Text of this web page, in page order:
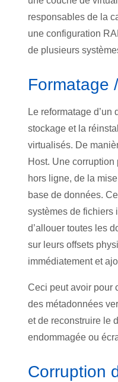
responsables de la
une configuration
de plusieurs
Formatage
Le reformatage d’un
stockage et la
virtualisés. De
Host. Une
hors ligne, de la
base de données.
systèmes de fichiers
d’allouer toutes les
sur leurs offsets
immédiatement et
Ceci peut avoir pour
des métadonnées
et de reconstruire le
endommagée ou
Corruption